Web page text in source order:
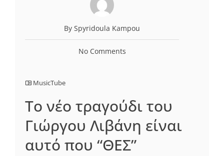
By Spyridoula Kampou
No Comments
MusicTube
Το νέο τραγούδι του
Γιώργου Λιβάνη είναι
αυτό που “ΘΕΣ”